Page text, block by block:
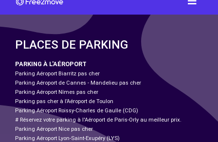
PLACES DE PARKING
PARKING À L'AÉROPORT
Parking Aéroport Biarritz pas cher
Parking Aéroport de Cannes - Mandelieu pas cher
Parking Aéroport Nîmes pas cher
Parking pas cher à l’Aéroport de Toulon
Parking Aéroport Roissy-Charles de Gaulle (CDG)
# Réservez votre parking à l'Aéroport de Paris-Orly au meilleur prix.
Parking Aéroport Nice pas cher
Parking Aéroport Lyon-Saint-Exupéry (LYS)